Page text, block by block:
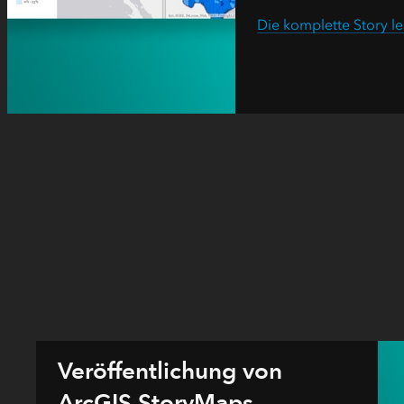
Die komplette Story
Veröffentlichung von